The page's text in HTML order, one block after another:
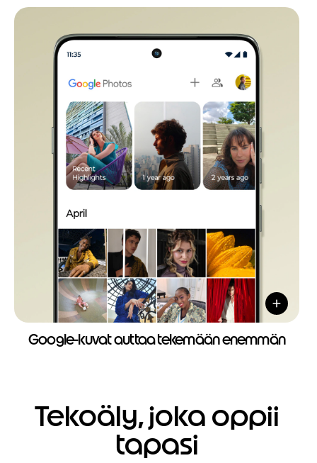
Google-kuvat auttaa tekemään enemmän
Tekoäly, joka oppii
tapasi